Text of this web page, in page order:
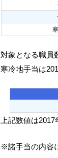
対象となる職員
寒冷地手当は
上記数値は
※諸手当の内容